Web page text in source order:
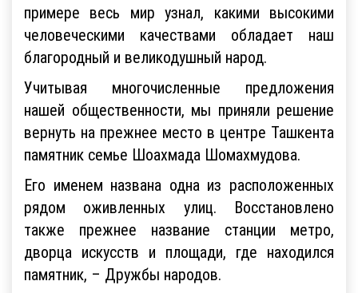
примере весь мир узнал, какими высокими
человеческими качествами обладает наш
благородный и великодушный народ.
Учитывая многочисленные предложения
нашей общественности, мы приняли решение
вернуть на прежнее место в центре Ташкента
памятник семье Шоахмада Шомахмудова.
Его именем названа одна из расположенных
рядом оживленных улиц. Восстановлено
также прежнее название станции метро,
дворца искусств и площади, где находился
памятник, – Дружбы народов.